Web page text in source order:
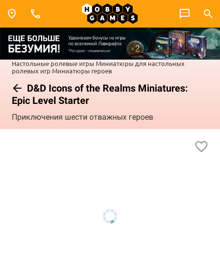
Настольные ролевые игры Миниатюры для настольных
ролевых игр Миниатюры героев
D&D Icons of the Realms Miniatures:
Epic Level Starter
Приключения шести отважных героев